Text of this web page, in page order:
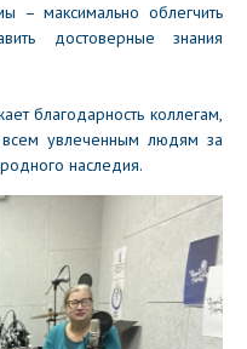
– максимально облегчить
достоверные знания
благодарность коллегам,
увлеченным людям за
наследия.